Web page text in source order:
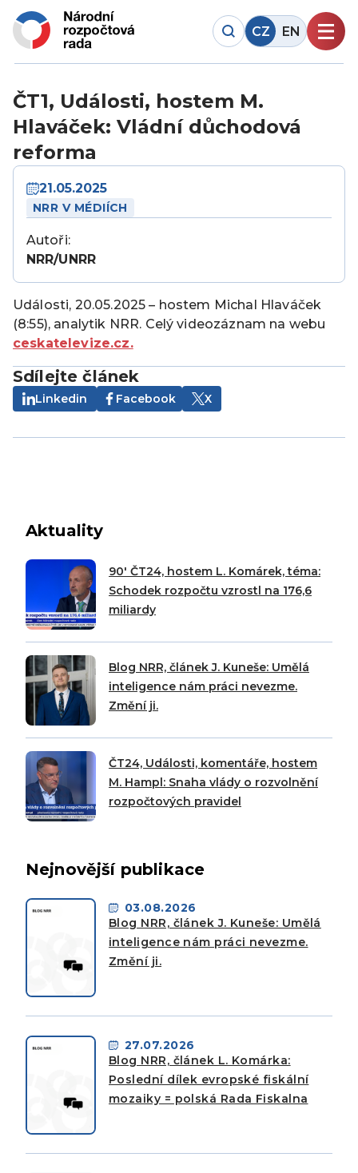
CZ EN
ČT1, Události, hostem M.
Hlaváček: Vládní důchodová
reforma
21.05.2025
NRR V MÉDIÍCH
Autoři:
NRR/UNRR
Události, 20.05.2025 – hostem Michal Hlaváček
(8:55), analytik NRR. Celý videozáznam na webu
ceskatelevize.cz.
Sdílejte článek
Linkedin Facebook X
Aktuality
90′ ČT24, hostem L. Komárek, téma:
Schodek rozpočtu vzrostl na 176,6
miliardy
Blog NRR, článek J. Kuneše: Umělá
inteligence nám práci nevezme.
Změní ji.
ČT24, Události, komentáře, hostem
M. Hampl: Snaha vlády o rozvolnění
rozpočtových pravidel
Nejnovější publikace
03.08.2026
Blog NRR, článek J. Kuneše: Umělá
inteligence nám práci nevezme.
Změní ji.
27.07.2026
Blog NRR, článek L. Komárka:
Poslední dílek evropské fiskální
mozaiky = polská Rada Fiskalna